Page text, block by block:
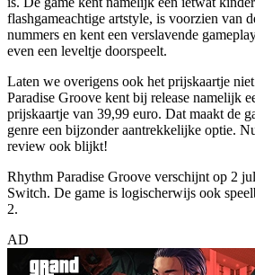
flashgameachtige artstyle, is voorzien van
nummers en kent een verslavende
even een leveltje doorspeelt.
Laten we overigens ook het prijskaartje
Paradise Groove kent bij release namelijk
prijskaartje van 39,99 euro. Dat maakt de
genre een bijzonder aantrekkelijke optie.
review ook blijkt!
Rhythm Paradise Groove verschijnt op 2
Switch. De game is logischerwijs ook
2.
AD